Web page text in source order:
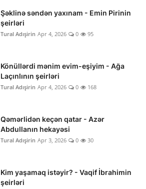
Şəklinə səndən yaxınam - Emin Pirinin
şeirləri
Tural Adışirin Apr 4, 2026 0 95
Könüllərdi mənim evim-eşiyim - Ağa
Laçınlının şeirləri
Tural Adışirin Apr 4, 2026 0 168
Qəmərlidən keçən qatar - Azər
Abdullanın hekayəsi
Tural Adışirin Apr 3, 2026 0 30
Kim yaşamaq istəyir? - Vaqif İbrahimin
şeirləri